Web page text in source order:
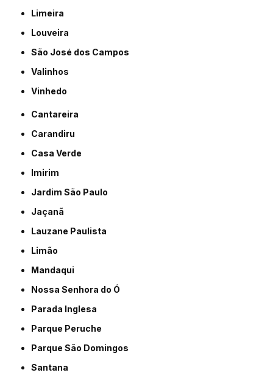
Limeira
Louveira
São José dos Campos
Valinhos
Vinhedo
Cantareira
Carandiru
Casa Verde
Imirim
Jardim São Paulo
Jaçanã
Lauzane Paulista
Limão
Mandaqui
Nossa Senhora do Ó
Parada Inglesa
Parque Peruche
Parque São Domingos
Santana